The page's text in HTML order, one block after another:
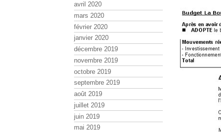
avril 2020
mars 2020
février 2020
janvier 2020
décembre 2019
novembre 2019
octobre 2019
septembre 2019
août 2019
juillet 2019
juin 2019
mai 2019